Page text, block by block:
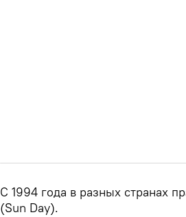
С 1994 года в разных странах
(Sun Day).